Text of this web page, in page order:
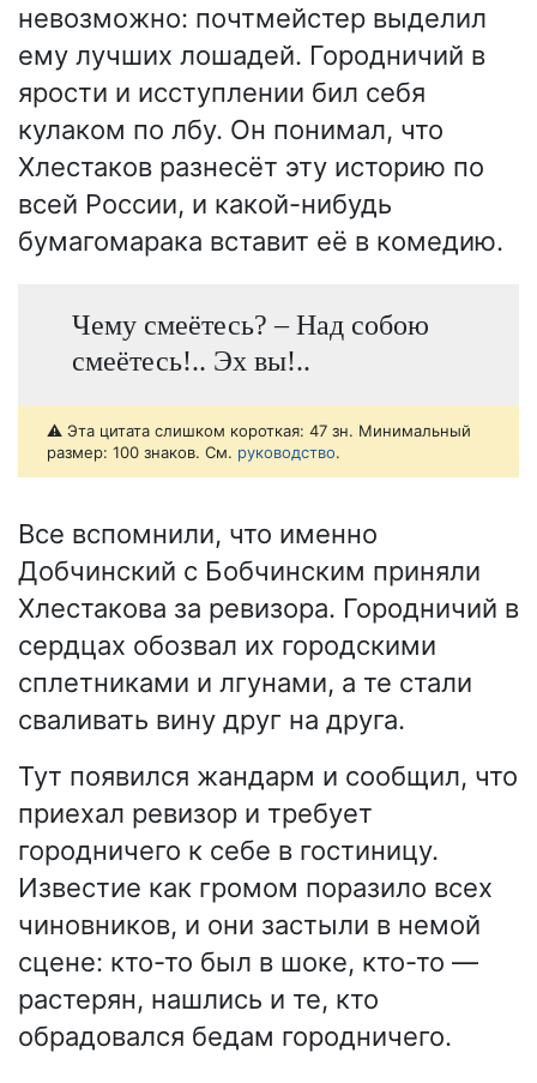
невозможно: почтмейстер выделил
ему лучших лошадей. Городничий в
ярости и исступлении бил себя
кулаком по лбу. Он понимал, что
Хлестаков разнесёт эту историю по
всей России, и какой-нибудь
бумагомарака вставит её в комедию.
Чему смеётесь? – Над собою
смеётесь!.. Эх вы!..
⚠️ Эта цитата слишком короткая: 47 зн. Минимальный
размер: 100 знаков. См. руководство.
Все вспомнили, что именно
Добчинский с Бобчинским приняли
Хлестакова за ревизора. Городничий в
сердцах обозвал их городскими
сплетниками и лгунами, а те стали
сваливать вину друг на друга.
Тут появился жандарм и сообщил, что
приехал ревизор и требует
городничего к себе в гостиницу.
Известие как громом поразило всех
чиновников, и они застыли в немой
сцене: кто-то был в шоке, кто-то —
растерян, нашлись и те, кто
обрадовался бедам городничего.